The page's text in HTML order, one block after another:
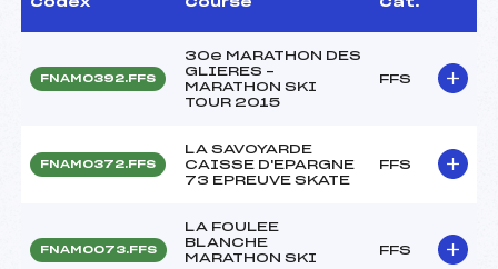
FNAM0392.FFS
30e MARATHON DES
GLIERES –
MARATHON SKI
TOUR 2015
FFS
FNAM0372.FFS
LA SAVOYARDE
CAISSE D'EPARGNE
73 EPREUVE SKATE
FFS
FNAM0073.FFS
LA FOULEE
BLANCHE
MARATHON SKI
FFS